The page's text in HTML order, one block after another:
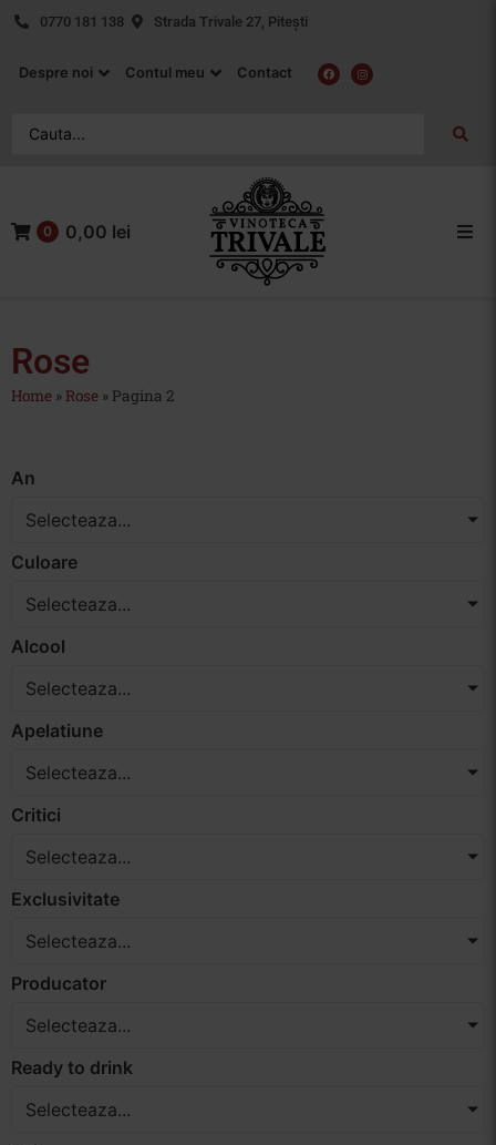
0770 181 138 Strada Trivale 27, Pitești
Despre noi Contul meu Contact
Vin Alb
Vinuri Spumante
Distilate
Accesorii
0 0,00 lei
Rose
Home » Rose » Pagina 2
An
Selecteaza...
Culoare
Selecteaza...
Alcool
Selecteaza...
Apelatiune
Selecteaza...
Critici
Selecteaza...
Exclusivitate
Selecteaza...
Producator
Selecteaza...
Ready to drink
Selecteaza...